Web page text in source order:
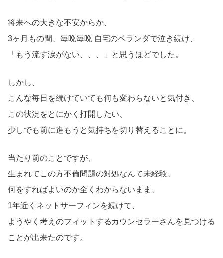
将来への大きな不安からか、
3ヶ月もの間、毎晩毎晩 自宅のベランダで泣き続け、
「もう流す涙がない、、、」と思うほどでした。
しかし、
こんな毎日を続けていても何も変わらないと気付き、
この状況をとにかく打開したい、
少しでも前に進もうと気持ちを切り替えることに。
当たり前のことですが、
生まれてこの方不倫問題の対処なんて未経験、
何をすればよいのか全くわからないまま、
1年近くネットサーフィンを続けて、
ようやく考えのフィットするカウンセラーさんを見つける
ことが出来たのです。